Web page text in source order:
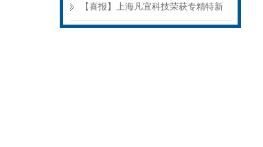
彩回顾
【喜报】上海凡宜科技荣获专精特新